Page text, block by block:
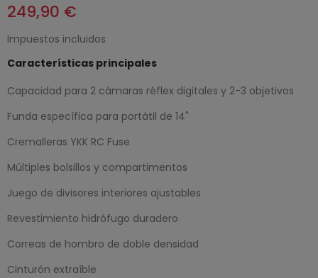
249,90 €
Impuestos incluidos
Características principales
Capacidad para 2 cámaras réflex digitales y 2-3 objetivos
Funda específica para portátil de 14"
Cremalleras YKK RC Fuse
Múltiples bolsillos y compartimentos
Juego de divisores interiores ajustables
Revestimiento hidrófugo duradero
Correas de hombro de doble densidad
Cinturón extraíble